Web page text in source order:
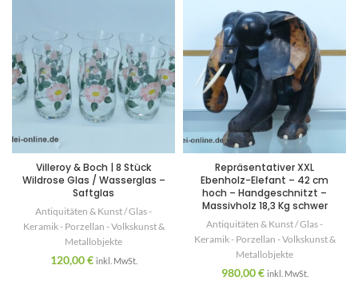
Villeroy & Boch | 8 Stück
Wildrose Glas / Wasserglas –
Saftglas
Antiquitäten & Kunst / Glas -
Keramik - Porzellan - Volkskunst &
Metallobjekte
120,00€ inkl. MwSt.
Repräsentativer XXL
Ebenholz-Elefant – 42 cm
hoch – Handgeschnitzt –
Massivholz 18,3 Kg schwer
Antiquitäten & Kunst / Glas -
Keramik - Porzellan - Volkskunst &
Metallobjekte
980,00€ inkl. MwSt.